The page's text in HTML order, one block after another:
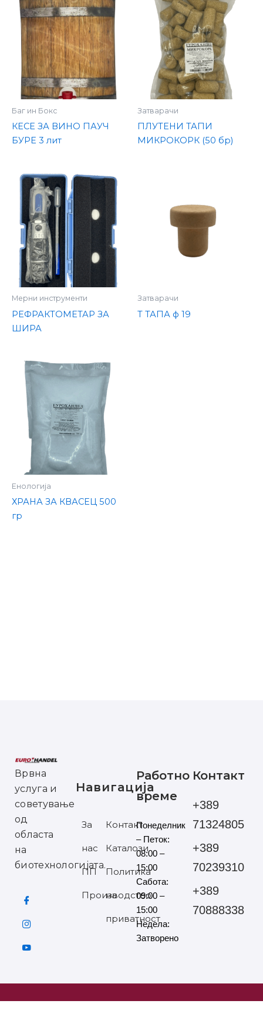
Баг ин Бокс
КЕСЕ ЗА ВИНО ПАУЧ
БУРЕ 3 лит
Затварачи
ПЛУТЕНИ ТАПИ
МИКРОКОРК (50 бр)
Мерни инструменти
РЕФРАКТОМЕТАР ЗА
ШИРА
Затварачи
Т ТАПА ф 19
Енологија
ХРАНА ЗА КВАСЕЦ 500
гр
Врвна
услуга и
советување
од
областа
на
биотехнологијата.
Навигација
За
нас
ПП
Производство
Контакт
Каталози
Политика
на
приватност
Работно
време
Понеделник
– Петок:
08:00 –
15:00
Сабота:
09:00 –
15:00
Недела:
Затворено
Контакт
+389
71324805
+389
70239310
+389
70888338